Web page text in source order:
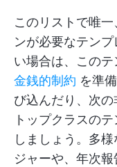
このリストで唯
ンが必要なテン
い場合は、このテ
金銭的制約 を準
び込んだり、次
トップクラスの
しましょう。多
ジャーや、年次報